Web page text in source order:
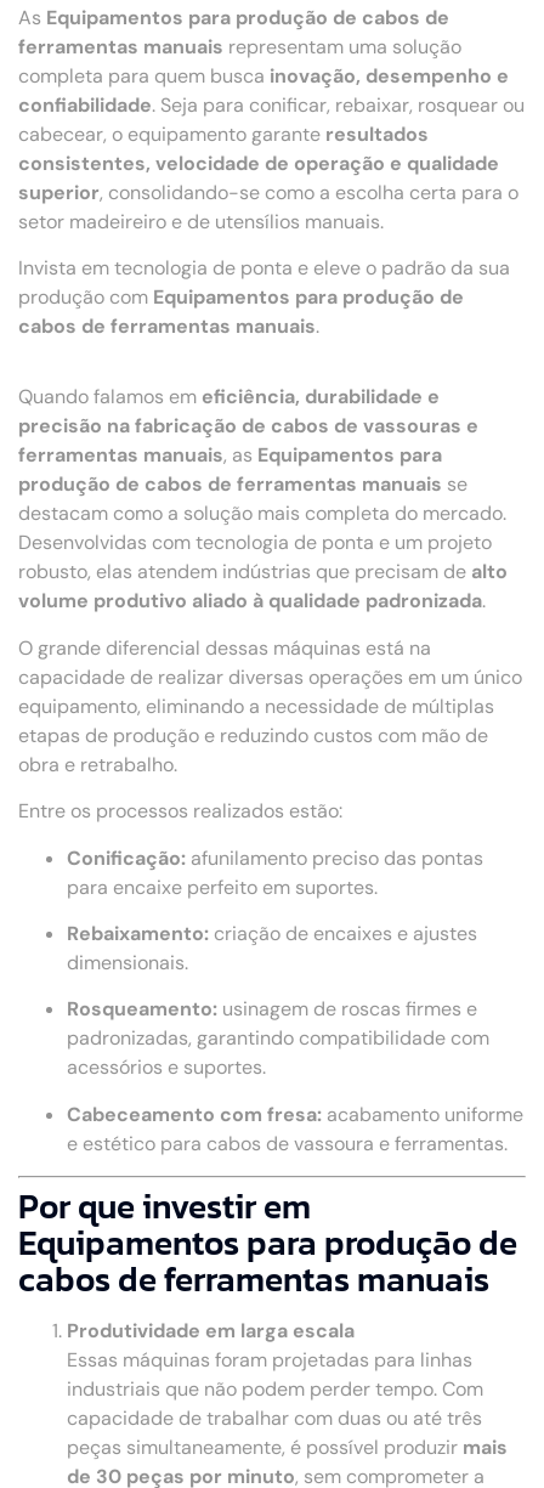
As Equipamentos para produção de cabos de
ferramentas manuais representam uma solução
completa para quem busca inovação, desempenho e
confiabilidade. Seja para conificar, rebaixar, rosquear ou
cabecear, o equipamento garante resultados
consistentes, velocidade de operação e qualidade
superior, consolidando-se como a escolha certa para o
setor madeireiro e de utensílios manuais.
Invista em tecnologia de ponta e eleve o padrão da sua
produção com Equipamentos para produção de
cabos de ferramentas manuais.
Quando falamos em eficiência, durabilidade e
precisão na fabricação de cabos de vassouras e
ferramentas manuais, as Equipamentos para
produção de cabos de ferramentas manuais se
destacam como a solução mais completa do mercado.
Desenvolvidas com tecnologia de ponta e um projeto
robusto, elas atendem indústrias que precisam de alto
volume produtivo aliado à qualidade padronizada.
O grande diferencial dessas máquinas está na
capacidade de realizar diversas operações em um único
equipamento, eliminando a necessidade de múltiplas
etapas de produção e reduzindo custos com mão de
obra e retrabalho.
Entre os processos realizados estão:
Conificação: afunilamento preciso das pontas
para encaixe perfeito em suportes.
Rebaixamento: criação de encaixes e ajustes
dimensionais.
Rosqueamento: usinagem de roscas firmes e
padronizadas, garantindo compatibilidade com
acessórios e suportes.
Cabeceamento com fresa: acabamento uniforme
e estético para cabos de vassoura e ferramentas.
Por que investir em
Equipamentos para produção de
cabos de ferramentas manuais
Produtividade em larga escala
Essas máquinas foram projetadas para linhas
industriais que não podem perder tempo. Com
capacidade de trabalhar com duas ou até três
peças simultaneamente, é possível produzir mais
de 30 peças por minuto, sem comprometer a